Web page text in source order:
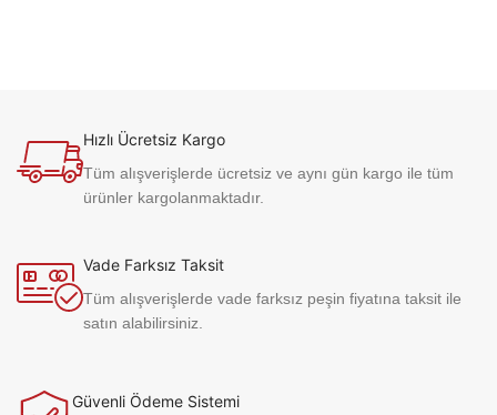
Hızlı Ücretsiz Kargo
Tüm alışverişlerde ücretsiz ve aynı gün kargo ile tüm
ürünler kargolanmaktadır.
Vade Farksız Taksit
Tüm alışverişlerde vade farksız peşin fiyatına taksit ile
satın alabilirsiniz.
Güvenli Ödeme Sistemi